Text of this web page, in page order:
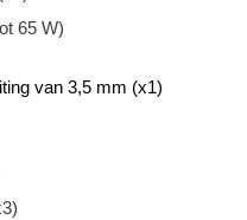
65 W)
van 3,5 mm (x1)